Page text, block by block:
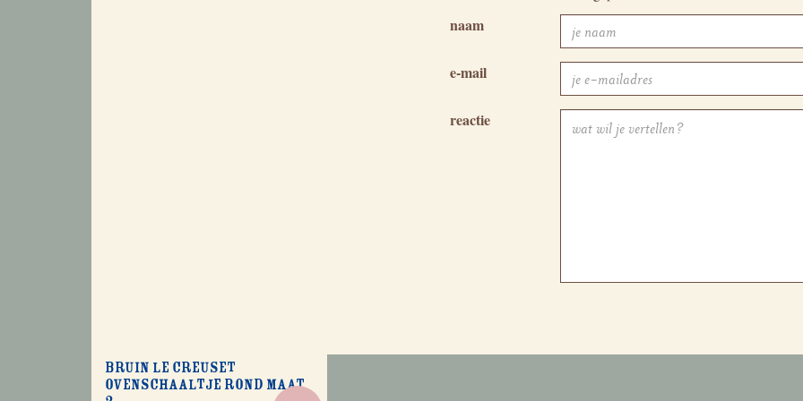
naam
e-mail
reactie
Bruin Le Creuset
ovenschaaltje rond maat